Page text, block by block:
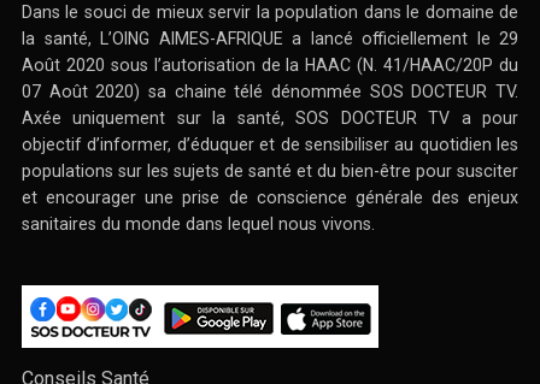
Dans le souci de mieux servir la population dans le domaine de
la santé, L’OING AIMES-AFRIQUE a lancé officiellement le 29
Août 2020 sous l’autorisation de la HAAC (N. 41/HAAC/20P du
07 Août 2020) sa chaine télé dénommée SOS DOCTEUR TV.
Axée uniquement sur la santé, SOS DOCTEUR TV a pour
objectif d’informer, d’éduquer et de sensibiliser au quotidien les
populations sur les sujets de santé et du bien-être pour susciter
et encourager une prise de conscience générale des enjeux
sanitaires du monde dans lequel nous vivons.
Conseils Santé